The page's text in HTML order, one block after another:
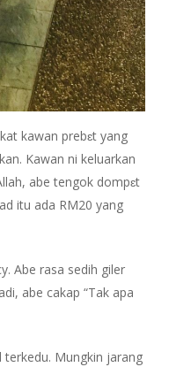
kawan prebɛt yang
Kawan ni keluarkan
abe tengok dompɛt
itu ada RM20 yang
Abe rasa sedih giler
abe cakap “Tak apa
Mungkin jarang